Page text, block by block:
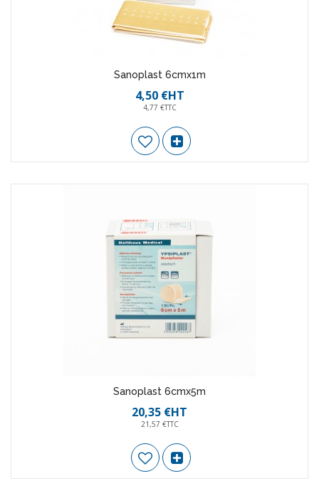
Sanoplast 6cmx1m
4,50 €HT
4,77 €TTC
Sanoplast 6cmx5m
20,35 €HT
21,57 €TTC